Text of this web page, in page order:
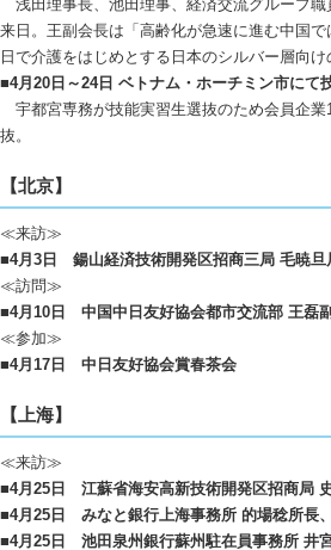
浅田理事長、池田理事、経済交流グループ
来日。王副会長は「高齢化が急速に進む中国
日で介護をはじめとする日本のシルバー層向
■4月20日～24日 ベトナム・ホーチミン市にて
宇都宮専務が技能実習生選抜のため会員企
抜。
【北京】
≪来訪≫
■4月3日 鍚山経済技術開発区招商三局 毛暁旦
≪訪問≫
■4月10日 中国中日友好協会都市交流部 王磊
≪参加≫
■4月17日 中日友好協会賞春茶会
【上海】
≪来訪≫
■4月25日 江蘇省海安高新技術開発区招商局
■4月25日 みなと銀行上海事務所 的場稔所長
■4月25日 池田泉州銀行蘇州駐在員事務所 井